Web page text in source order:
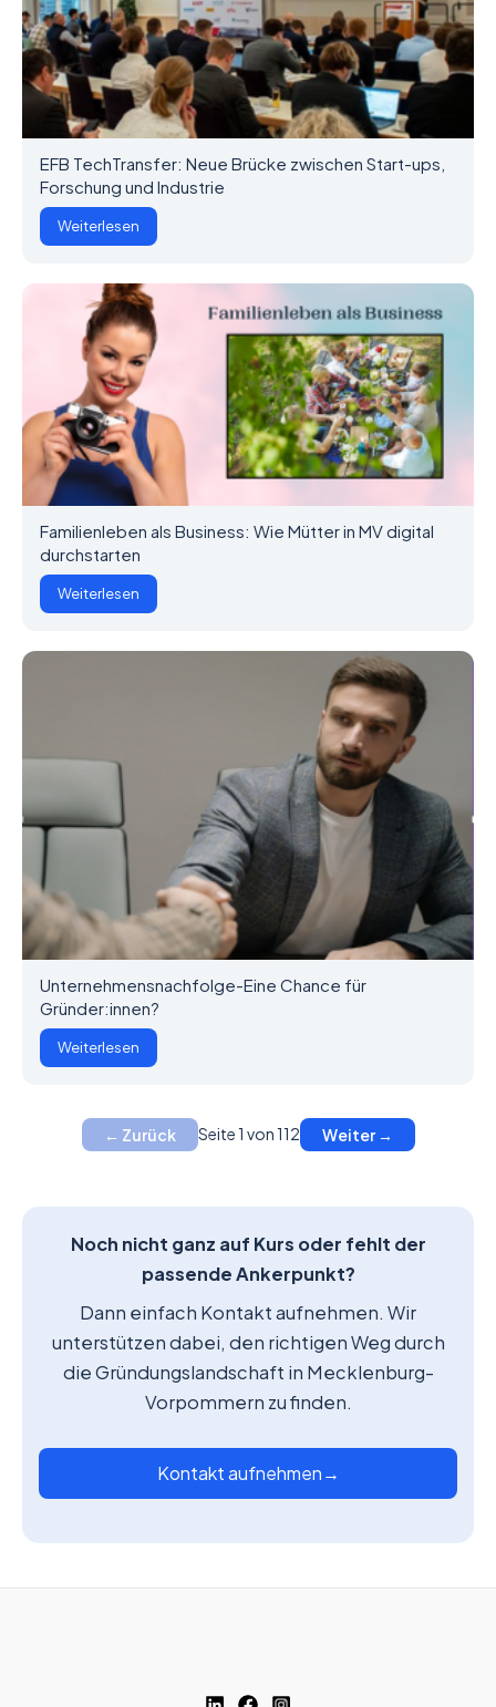
EFB TechTransfer: Neue Brücke zwischen Start-ups,
Forschung und Industrie
Weiterlesen
Familienleben als Business: Wie Mütter in MV digital
durchstarten
Weiterlesen
Unternehmensnachfolge-Eine Chance für
Gründer:innen?
Weiterlesen
← Zurück Seite 1 von 112 Weiter →
Noch nicht ganz auf Kurs oder fehlt der
passende Ankerpunkt?
Dann einfach Kontakt aufnehmen. Wir
unterstützen dabei, den richtigen Weg durch
die Gründungslandschaft in Mecklenburg-
Vorpommern zu finden.
Kontakt aufnehmen→